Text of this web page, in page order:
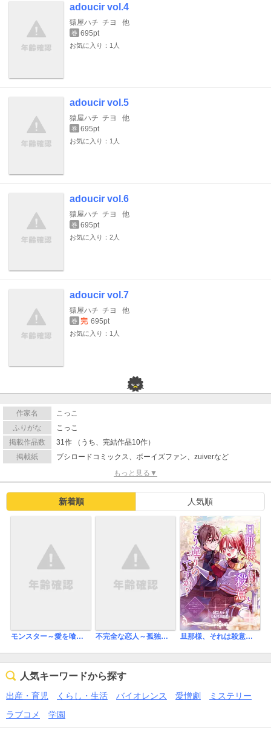
adoucir vol.4
猿屋ハチ チヨ 他
巻 695pt
お気に入り：1人
adoucir vol.5
猿屋ハチ チヨ 他
巻 695pt
お気に入り：1人
adoucir vol.6
猿屋ハチ チヨ 他
巻 695pt
お気に入り：2人
adoucir vol.7
猿屋ハチ チヨ 他
巻 完 695pt
お気に入り：1人
作家名
こっこ
ふりがな
こっこ
掲載作品数
31作 （うち、完結作品10作）
掲載紙
ブシロードコミックス、ボーイズファン、zuiverなど
もっと見る▼
新着順 人気順
モンスター～愛を喰らう獣～ 不完全な恋人～孤独の部屋で抱いて～ 旦那様、それは殺意とどう違うのですか？
人気キーワードから探す
出産・育児 くらし・生活 バイオレンス 愛憎劇
ミステリー
ラブコメ
学園